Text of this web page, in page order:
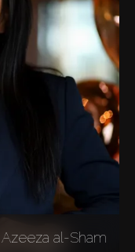
Azeeza al-Sham